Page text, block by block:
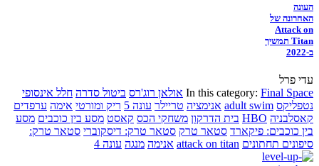
העונה
האחרונה של
Attack on
Titan תמשיך
ב-2022
עדי פרל
In this category: Final Space אולאן רוג'רס ביטול סדרה חלל אינסופי
נטפליקס adult swim אנימציה טריילר עונה 5 ריק ומורטי אימה ערפדים
קאסלבניה HBO בית הדרקון משחקי הכס קאסט מסע בין כוכבים מסע
בין כוכבים: פיקארד סטאר טרק סטאר טרק: דיסקוברי סטאר טרק:
סיפונים תחתונים attack on titan אנימה מנגה עונה 4